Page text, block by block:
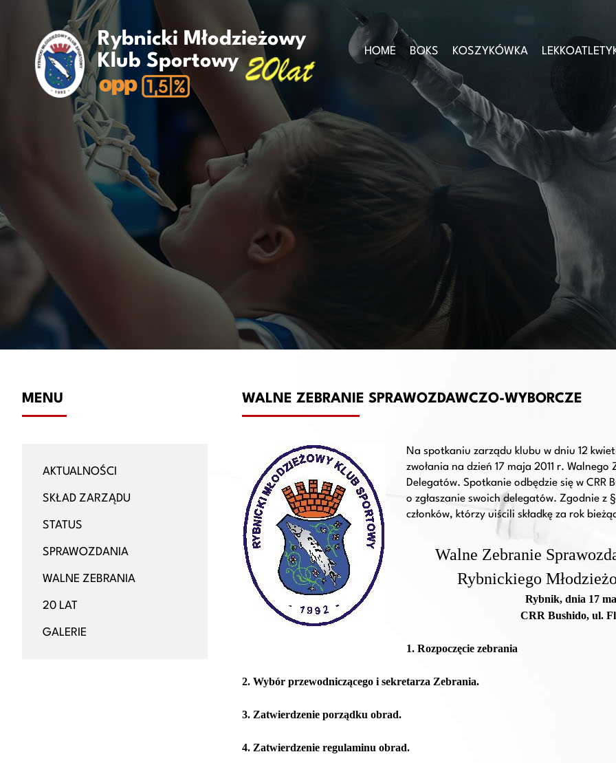
Rybnicki Młodzieżowy
Klub Sportowy
HOME BOKS KOSZYKÓWKA
MENU
AKTUALNOŚCI
SKŁAD ZARZĄDU
STATUS
SPRAWOZDANIA
WALNE ZEBRANIA
20 LAT
GALERIE
WALNE ZEBRANIE SPRAWOZDAWCZO-WYBORCZE
Na spotkaniu zarządu klubu w dniu 12
zwołania na dzień 17 maja 2011 r.
Delegatów. Spotkanie odbędzie się w CRR
o zgłaszanie swoich delegatów. Zgodnie z
członków, którzy uiścili składkę za rok
Walne Zebranie
Rybnickiego
Rybnik, dnia 17
CRR Bushido, ul.
1. Rozpoczęcie zebrania
2. Wybór przewodniczącego i sekretarza Zebrania.
3. Zatwierdzenie porządku obrad.
4. Zatwierdzenie regulaminu obrad.